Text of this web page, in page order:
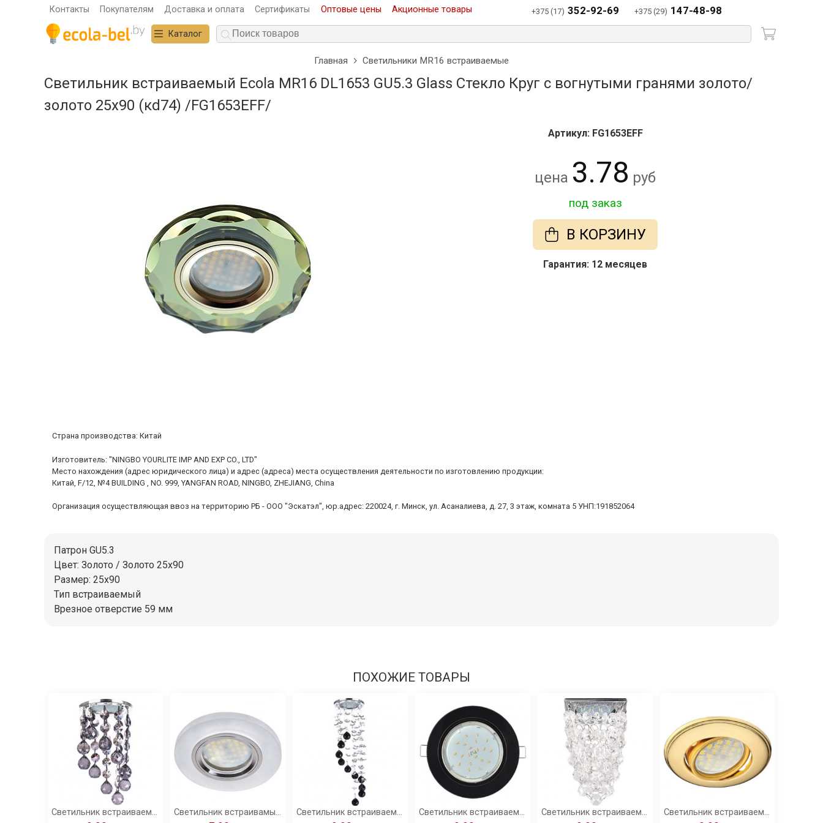
Контакты Покупателям Доставка и оплата Сертификаты Оптовые цены Акционные товары +375 (17) 352-92-69 +375 (29) 147-48-98
Каталог
Главная Светильники MR16 встраиваемые
Светильник встраиваемый Ecola MR16 DL1653 GU5.3 Glass Стекло Круг с вогнутыми гранями золото/
золото 25x90 (кd74) /FG1653EFF/
Артикул: FG1653EFF
цена 3.78 руб
под заказ
В КОРЗИНУ
Гарантия: 12 месяцев
Cтрана производства: Китай
Изготовитель: "NINGBO YOURLITE IMP AND EXP CO., LTD"
Место нахождения (адрес юридического лица) и адрес (адреса) места осуществления деятельности по изготовлению продукции:
Китай, F/12, №4 BUILDING , NO. 999, YANGFAN ROAD, NINGBO, ZHEJIANG, China
Организация осуществляющая ввоз на территорию РБ - ООО "Эскатэл", юр.адрес: 220024, г. Минск, ул. Асаналиева, д. 27, 3 этаж, комната 5 УНП:191852064
Патрон GU5.3
Цвет: Золото / Золото 25x90
Размер: 25x90
Тип встраиваемый
Врезное отверстие 59 мм
ПОХОЖИЕ ТОВАРЫ
Светильник встраиваемый Ecola MR16 CR1007 GU5.3 Glass Стекло Круг с большими хруст на подвесе "под скос" черный/хром 84x170 /FK16RVECB/ Светильник встраивамый Ecola MR16 DL1650 GU5.3 Glass Стекло Круг матовое/хром 25x95 (кd74) /FN1650EFF/ Светильник встраиваемый Ecola MR16 CR1010 GU5.3 Glass Стекло Круг "Хрустальная нить" прозрачный и черный/хром 84x290 /FX16RVECB/ Светильник встраиваемыйEcola GX53 H4 5310 Glass Стекло Круг черный хром-черный 38x126 (к+) /FP53RNECH/ Светильник встраиваемый Ecola MR16 CR1014 GU5.3 Glass Стекло Квадрат "Хрустальная гроздь" прозрачный/хром 80x80x140 /FW16RVECB/ Светильник встраиваемый Ecola MR16 DH03 GU5.3 поворотный выпуклый (скрытый крепеж лампы) золото 25x88 (кd74) /FG1601EFS/